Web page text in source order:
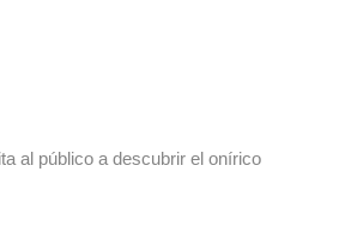
al público a descubrir el onírico